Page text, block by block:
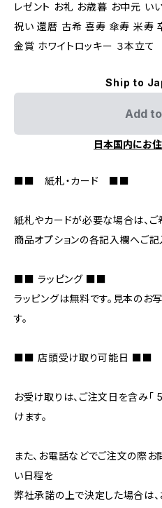
レゼント お礼 お歳暮 お中元 い
祝い 還暦 古希 喜寿 傘寿 米寿
金賞 ホワイトロッキー ３本立
Ship to
Add
日本国内にお
■■ 紙札・カード ■■
紙札やカードが必要な場合は、
商品オプションの各記入欄へご記
■■ ラッピング ■■
ラッピングは無料です。見本のお
す。
■■ 店頭受け取り可能日 ■■
お受け取りは、ご注文日を含み
けます。
また、お電話などでご注文の際
い日程を
弊社承諾の上で決定した場合は